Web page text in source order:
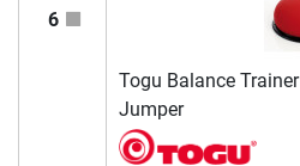
6
Togu Balance Trainer
Jumper